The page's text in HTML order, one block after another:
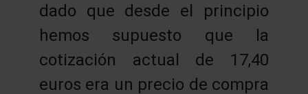
dado que desde el principio
hemos supuesto que la
cotización actual de 17,40
euros era un precio de compra